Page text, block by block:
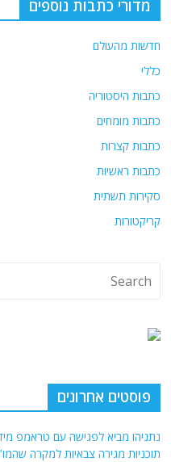
מדורי כתבות נוספים
חדשות מהעולם
כללי
כתבות היסטוריה
כתבות מומחים
כתבות קצרות
כתבות ראשיות
סקירות תשתית
קריקטורות
פוסטים אחרונים
נתניהו מביא לפגישה עם טראמפ
תוכניות מגירה צבאיות למקרה